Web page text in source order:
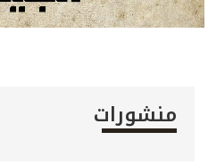
منشورات